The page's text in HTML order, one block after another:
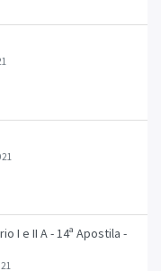
I e II A - 14ª Apostila -